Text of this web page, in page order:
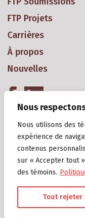
Nous
Nous utilisons des
expérience de
contenus
sur « Accepter tout
des témoins.
Tout rejeter
FTP Projets
Carrières
À propos
Nouvelles
Copyright 2018 Groupe